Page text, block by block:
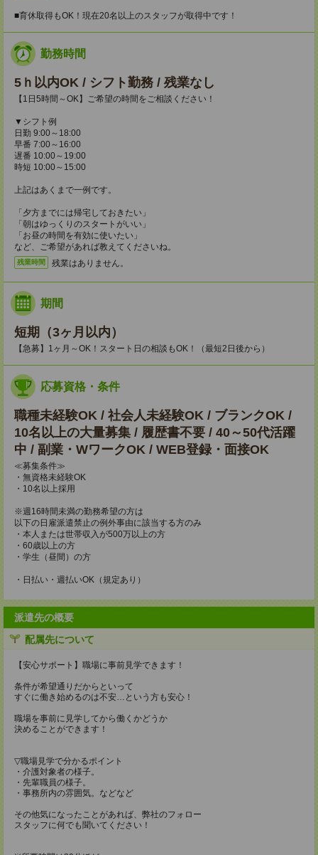
■育休取得もOK！現在20名以上のスタッフが取得中です！
勤務時間
5ｈ以内OK / シフト勤務 / 残業なし
【1日5時間～OK】ご希望の時間をご相談ください！
▼シフト例
日勤 9:00～18:00
早番 7:00～16:00
遅番 10:00～19:00
時短 10:00～15:00
上記はあくまで一例です。
「夕方までには帰宅しておきたい」
「朝はゆっくりのスタートがいい」
「お昼の時間を有効に使いたい」
など、ご希望があれば教えてくださいね。
残業時間 残業はありません。
期間
短期（3ヶ月以内）
【急募】1ヶ月～OK！スタート日の相談もOK！（最短2日後から）
応募資格・条件
職種未経験OK / 社会人未経験OK / ブランクOK /
10名以上の大量募集 / 履歴書不要 / 40～50代活躍
中 / 副業・WワークOK / WEB登録・面接OK
≪募集条件≫
・無資格未経験OK
・10名以上採用
※週16時間未満の勤務希望の方は
以下の日雇派遣禁止の例外事由に該当する方のみ
・本人または世帯収入が500万以上の方
・60歳以上の方
・学生（昼間）の方
・日払い・週払いOK（規定あり）
派遣先の概要
配属先について
【安心サポート】職場に事前見学できます！
条件が希望通りだからといって
すぐに働き始めるのは不安…という方も安心！
職場を事前に見学してから働くかどうか
決めることができます！
▽職場見学で分かるポイント
・介護対象者の様子。
・先輩職員の様子。
・事務所内の雰囲気。などなど
その他気になったことがあれば、弊社のフォロー
スタッフに何でも聞いてください！